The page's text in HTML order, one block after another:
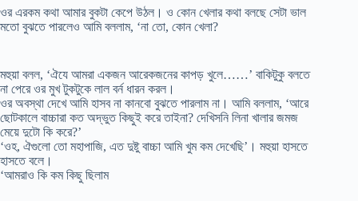
ওর এরকম কথা আমার বুকটা কেপে উঠল। ও কোন খেলার কথা বলছে সেটা ভাল
মতো বুঝতে পারলেও আমি বললাম, ‘না তো, কোন খেলা?
মহুয়া বলল, ‘ঐযে আমরা একজন আরেকজনের কাপড় খুলে……’ বাকিটুকু বলতে
না পেরে ওর মুখ টুকটুকে লাল বর্ন ধারন করল।
ওর অবস্থা দেখে আমি হাসব না কানবো বুঝতে পারলাম না। আমি বললাম, ‘আরে
ছোটকালে বাচ্চারা কত অদ্ভুত কিছুই করে তাইনা? দেখিসনি লিনা খালার জমজ
মেয়ে দুটো কি করে?’
‘ওহ, ঐগুলো তো মহাপাজি, এত দুষ্টু বাচ্চা আমি খুম কম দেখেছি’। মহুয়া হাসতে
হাসতে বলে।
‘আমরাও কি কম কিছু ছিলাম